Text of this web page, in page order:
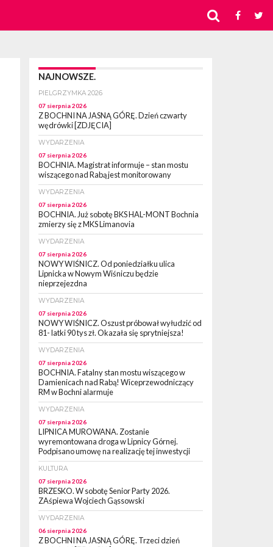
NAJNOWSZE.
PIELGRZYMKA 2026
07 sierpnia 2026
Z BOCHNI NA JASNĄ GÓRĘ. Dzień czwarty
wędrówki [ZDJĘCIA]
WYDARZENIA
07 sierpnia 2026
BOCHNIA. Magistrat informuje – stan mostu
wiszącego nad Rabą jest monitorowany
WYDARZENIA
07 sierpnia 2026
BOCHNIA. Już sobotę BKS HAL-MONT Bochnia
zmierzy się z MKS Limanovia
WYDARZENIA
07 sierpnia 2026
NOWY WIŚNICZ. Od poniedziałku ulica
Lipnicka w Nowym Wiśniczu będzie
nieprzejezdna
WYDARZENIA
07 sierpnia 2026
NOWY WIŚNICZ. Oszust próbował wyłudzić od
81- latki 90 tys zł. Okazała się sprytniejsza!
WYDARZENIA
07 sierpnia 2026
BOCHNIA. Fatalny stan mostu wiszącego w
Damienicach nad Rabą! Wiceprzewodniczący
RM w Bochni alarmuje
WYDARZENIA
07 sierpnia 2026
LIPNICA MUROWANA. Zostanie
wyremontowana droga w Lipnicy Górnej.
Podpisano umowę na realizację tej inwestycji
KULTURA
07 sierpnia 2026
BRZESKO. W sobotę Senior Party 2026.
ZAśpiewa Wojciech Gąssowski
WYDARZENIA
06 sierpnia 2026
Z BOCHNI NA JASNĄ GÓRĘ. Trzeci dzień